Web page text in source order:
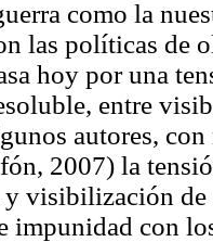
como la
las políticas de
hoy por una
entre
autores,
2007) la
y visibilización
impunidad con